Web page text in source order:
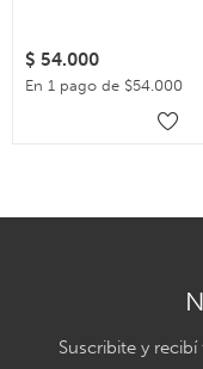
$ 54.000
En 1 pago de $54.000
Suscribite y